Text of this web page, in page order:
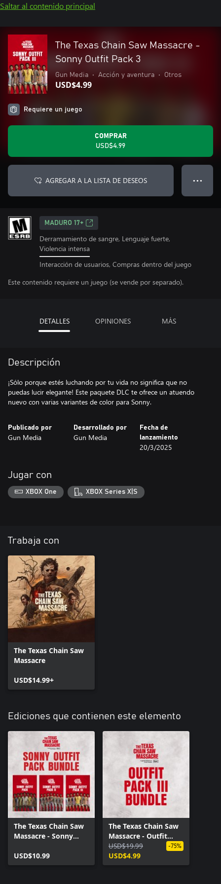
Saltar al contenido principal
The Texas Chain Saw Massacre -
Sonny Outfit Pack 3
Gun Media • Acción y aventura • Otros
USD$4.99
Requiere un juego
COMPRAR
USD$4.99
AGREGAR A LA LISTA DE DESEOS ● ● ●
MADURO 17+
Derramamiento de sangre, Lenguaje fuerte,
Violencia intensa
Interacción de usuarios, Compras dentro del juego
Este contenido requiere un juego (se vende por separado).
DETALLES OPINIONES MÁS
Descripción
¡Sólo porque estés luchando por tu vida no significa que no
puedas lucir elegante! Este paquete DLC te ofrece un atuendo
nuevo con varias variantes de color para Sonny.
Publicado por
Gun Media
Desarrollado por
Gun Media
Fecha de
lanzamiento
20/3/2025
Jugar con
XBOX One XBOX Series X|S
Trabaja con
The Texas Chain Saw
Massacre
USD$14.99+
Ediciones que contienen este elemento
The Texas Chain Saw
Massacre - Sonny
USD$10.99
The Texas Chain Saw
Massacre - Outfit
Pack Bundle 3
USD$19.99
USD$4.99
-75%